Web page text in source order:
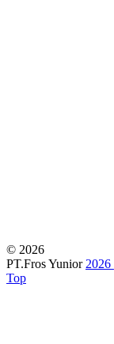
© 2026
PT.Fros Yunior2026
Top